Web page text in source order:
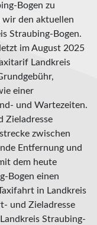
Bogen zu
den aktuellen
Straubing-Bogen.
im August 2025
Landkreis
einer
und Wartezeiten.
Zieladresse
zwischen
Entfernung und
dem heute
Bogen einen
in Landkreis
und Zieladresse
Straubing-